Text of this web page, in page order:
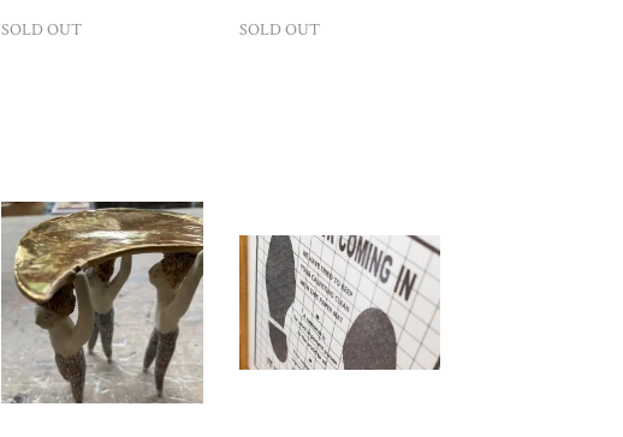
SOLD OUT SOLD OUT